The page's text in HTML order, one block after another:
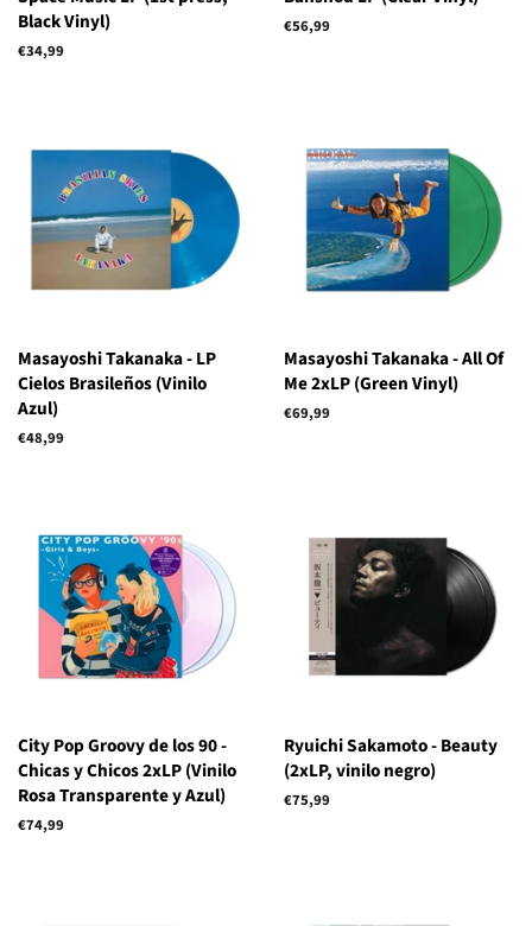
Black Vinyl)
Precio
€34,99
Precio
€56,99
Masayoshi Takanaka - LP
Cielos Brasileños (Vinilo
Azul)
Precio
€48,99
Masayoshi Takanaka - All Of
Me 2xLP (Green Vinyl)
Precio
€69,99
City Pop Groovy de los 90 -
Chicas y Chicos 2xLP (Vinilo
Rosa Transparente y Azul)
Precio
€74,99
Ryuichi Sakamoto - Beauty
(2xLP, vinilo negro)
Precio
€75,99